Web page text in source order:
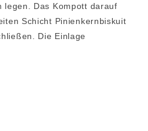
legen. Das Kompott darauf
Schicht Pinienkernbiskuit
Die Einlage